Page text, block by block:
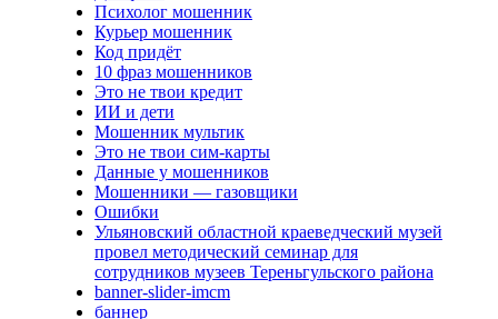
Психолог мошенник
Курьер мошенник
Код придёт
10 фраз мошенников
Это не твои кредит
ИИ и дети
Мошенник мультик
Это не твои сим-карты
Данные у мошенников
Мошенники — газовщики
Ошибки
Ульяновский областной краеведческий музей
провел методический семинар для
сотрудников музеев Тереньгульского района
banner-slider-imcm
баннер